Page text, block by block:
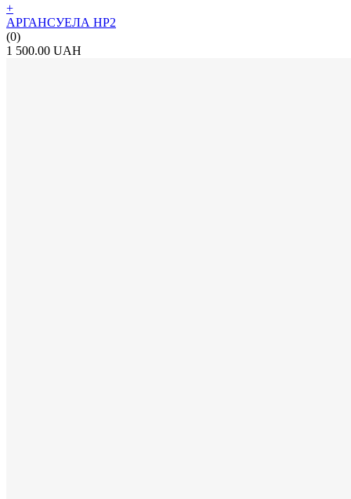
+
АРГАНСУЕЛА НР2
(0)
1 500.00 UAH